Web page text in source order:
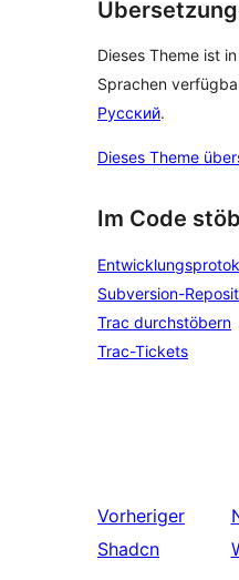
Dieses Theme ist
Sprachen
Русский.
Dieses Theme
Im Code
Subversion-
Trac durchstöbern
Trac-Tickets
Vorheriger
Shadcn